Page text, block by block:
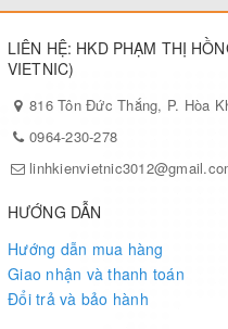
LIÊN HỆ: HKD PHẠM THỊ
VIETNIC)
816 Tôn Đức Thắng, P. Hòa
0964-230-278
HƯỚNG DẪN
Hướng dẫn mua hàng
Giao nhận và thanh toán
Đổi trả và bảo hành